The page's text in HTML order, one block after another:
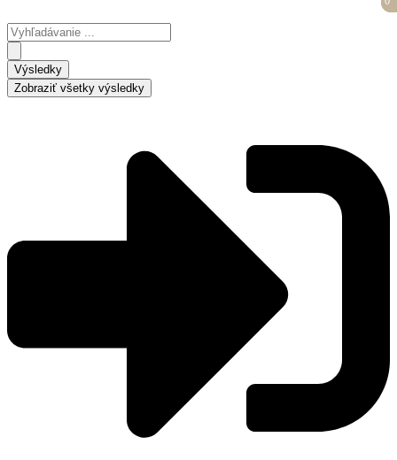
na
obsah
Search
...
Výsledky
Zobraziť všetky výsledky